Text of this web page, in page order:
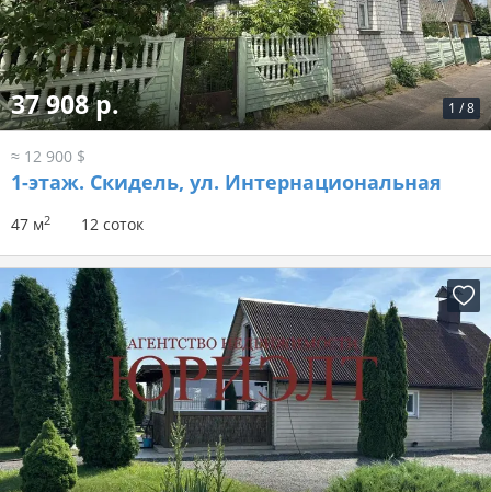
1 /8
37 908 р.
≈ 12 900 $
1-этаж. Скидель, ул. Интернациональная
47 м2 12 соток